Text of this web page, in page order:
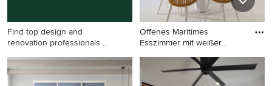
Find top design and
renovation professionals on
Offenes Maritimes
Esszimmer mit weißer
Offenes Maritimes
Esszimmer mit weißer